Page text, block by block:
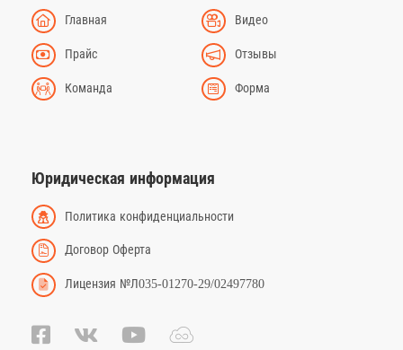
Главная Видео
Прайс Отзывы
Команда Форма
Юридическая информация
Политика конфиденциальности
Договор Оферта
Лицензия №Л035-01270-29/02497780